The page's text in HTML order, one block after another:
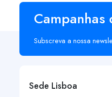
Campanhas
Subscreva a nossa
Sede Lisboa